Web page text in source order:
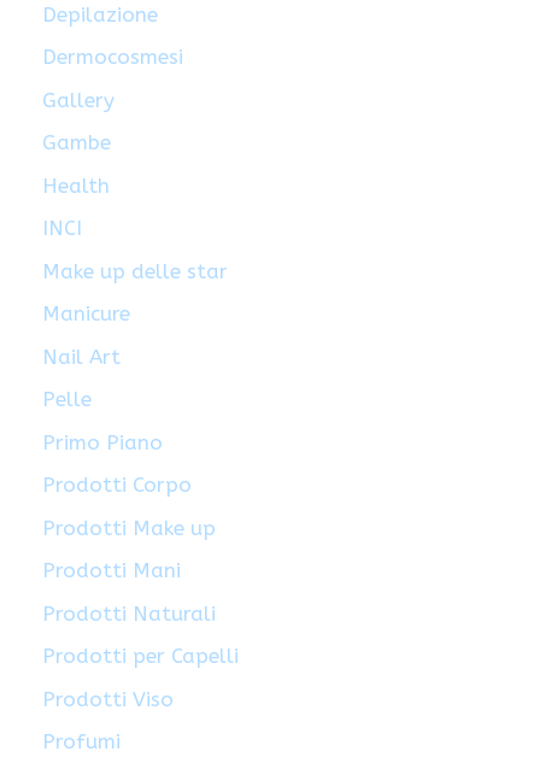
Depilazione
Dermocosmesi
Gallery
Gambe
Health
INCI
Make up delle star
Manicure
Nail Art
Pelle
Primo Piano
Prodotti Corpo
Prodotti Make up
Prodotti Mani
Prodotti Naturali
Prodotti per Capelli
Prodotti Viso
Profumi